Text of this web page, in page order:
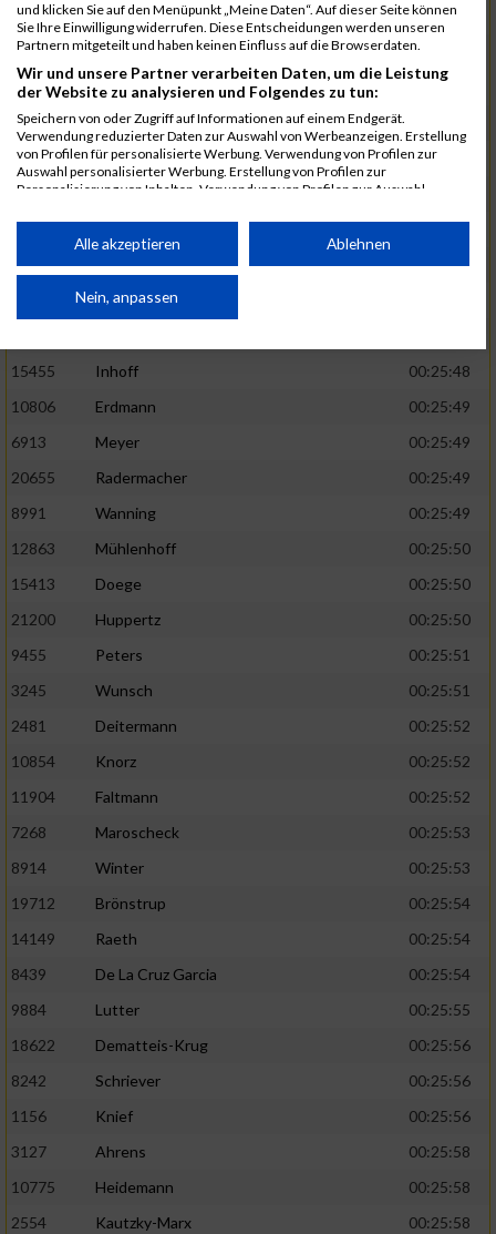
5888 Regneri
00:25:41
8971
Bien
00:25:42
1582
Funken
00:25:42
12220
Cosma
9678
Exner
00:25:43
11817
Schmaul-Klaibee
00:25:45
9610
Linß
00:25:47
Wehmeier
15455
Inhoff
00:25:48
10806
Erdmann
00:25:49
6913
Meyer
00:25:49
20655
Radermacher
00:25:49
8991
Wanning
00:25:49
12863
Mühlenhoff
00:25:50
15413
Doege
00:25:50
21200
Huppertz
00:25:50
9455
Peters
00:25:51
3245
Wunsch
00:25:51
2481
Deitermann
00:25:52
10854
Knorz
00:25:52
11904
Faltmann
00:25:52
7268
Maroscheck
00:25:53
8914
Winter
00:25:53
19712
Brönstrup
00:25:54
14149
Raeth
00:25:54
8439
De La Cruz Garcia
00:25:54
9884
Lutter
00:25:55
18622
Dematteis-Krug
00:25:56
8242
Schriever
00:25:56
1156
Knief
00:25:56
3127
Ahrens
00:25:58
10775
Heidemann
00:25:58
2554
Kautzky-Marx
00:25:58
und klicken Sie auf den Menüpunkt „Meine Daten“. Auf dieser Seite können
Sie Ihre Einwilligung widerrufen. Diese Entscheidungen werden unseren
Partnern mitgeteilt und haben keinen Einfluss auf die Browserdaten.
Wir und unsere Partner verarbeiten Daten, um die Leistung
der Website zu analysieren und Folgendes zu tun:
Speichern von oder Zugriff auf Informationen auf einem Endgerät.
Verwendung reduzierter Daten zur Auswahl von Werbeanzeigen. Erstellung
von Profilen für personalisierte Werbung. Verwendung von Profilen zur
Auswahl personalisierter Werbung. Erstellung von Profilen zur
Personalisierung von Inhalten. Verwendung von Profilen zur Auswahl
Performance von Inhalten. Analyse von Zielgruppen durch Statistiken oder
Kombinationen von Daten aus verschiedenen Quellen. Entwicklung und
von Inhalten.
Daten können außerhalb der Europäischen Union weitergegeben und in die
Wir nutzen Ihre Daten für folgende Zwecke:
auf einem Endgerät
von Werbeanzeigen
Werbung
personalisierter Werbung
Erstellung von Profilen zur Personalisierung
von Inhalten
Verwendung von Profilen zur Auswahl
personalisierter Inhalte
Analyse von Zielgruppen durch Statistiken
verschiedenen Quellen
Entwicklung und Verbesserung der Angebote
Verwendung reduzierter Daten zur Auswahl
Alle akzeptieren Ablehnen
Nein, anpassen